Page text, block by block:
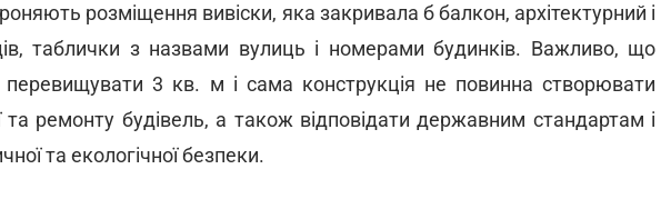
розміщення вивіски, яка закривала б балкон, архітектурний і
таблички з назвами вулиць і номерами будинків. Важливо, що
3 кв. м і сама конструкція не повинна створювати
та ремонту будівель, а також відповідати державним стандартам і
та екологічної безпеки.